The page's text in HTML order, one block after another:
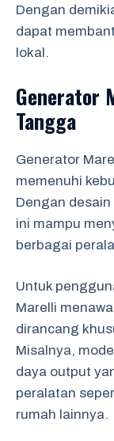
Dengan
dapat
lokal.
Generator
Tangga
Generator
memenuhi
Dengan
ini mampu
berbagai
Untuk
Marelli
dirancang
Misalnya,
daya output
peralatan
rumah lainnya.